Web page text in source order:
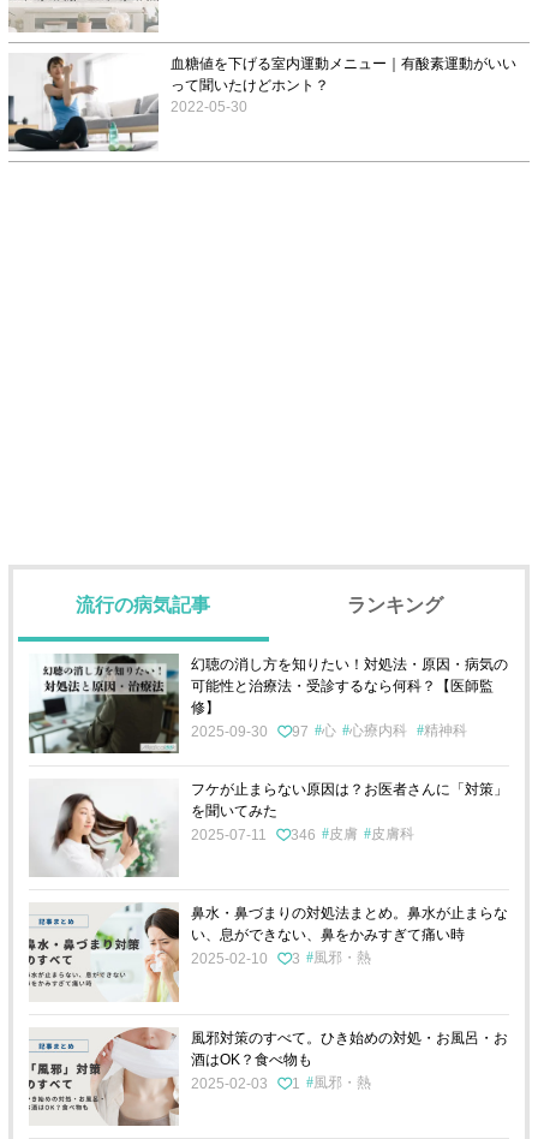
血糖値を下げる室内運動メニュー｜有酸素運動がいい
って聞いたけどホント？
2022-05-30
流行の病気記事 ランキング
幻聴の消し方を知りたい！対処法・原因・病気の
可能性と治療法・受診するなら何科？【医師監
修】
2025-09-30
97 心 心療内科 精神科
フケが止まらない原因は？お医者さんに「対策」
を聞いてみた
2025-07-11
346 皮膚 皮膚科
鼻水・鼻づまりの対処法まとめ。鼻水が止まらな
い、息ができない、鼻をかみすぎて痛い時
2025-02-10
3 風邪・熱
風邪対策のすべて。ひき始めの対処・お風呂・お
酒はOK？食べ物も
2025-02-03
1 風邪・熱